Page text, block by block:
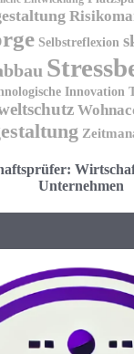
Selbstreflexion
Innovation
Unternehmen